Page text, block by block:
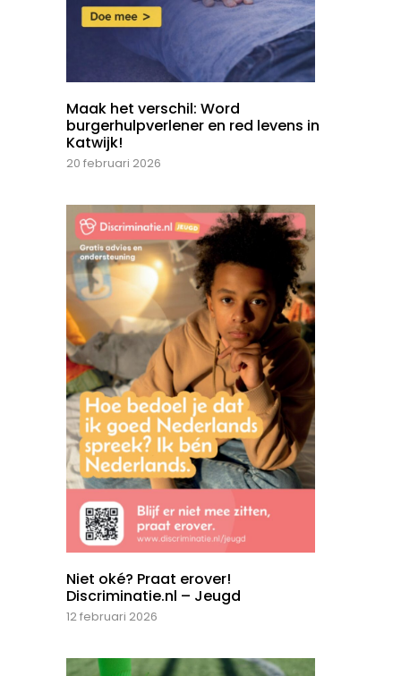
Maak het verschil: Word
burgerhulpverlener en red levens in
Katwijk!
20 februari 2026
Niet oké? Praat erover!
Discriminatie.nl – Jeugd
12 februari 2026